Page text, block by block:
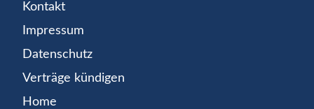
Kontakt
Impressum
Datenschutz
Verträge kündigen
Home